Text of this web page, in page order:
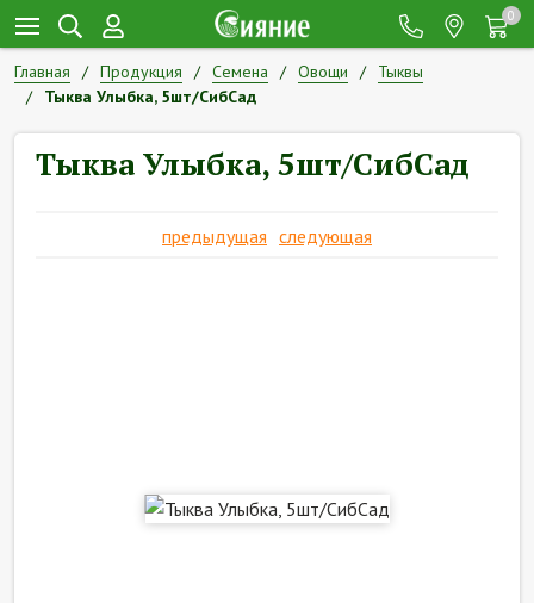
0
Главная Продукция Семена Овощи
Тыквы
Тыква Улыбка, 5шт/СибСад
Тыква Улыбка, 5шт/СибСад
предыдущая следующая